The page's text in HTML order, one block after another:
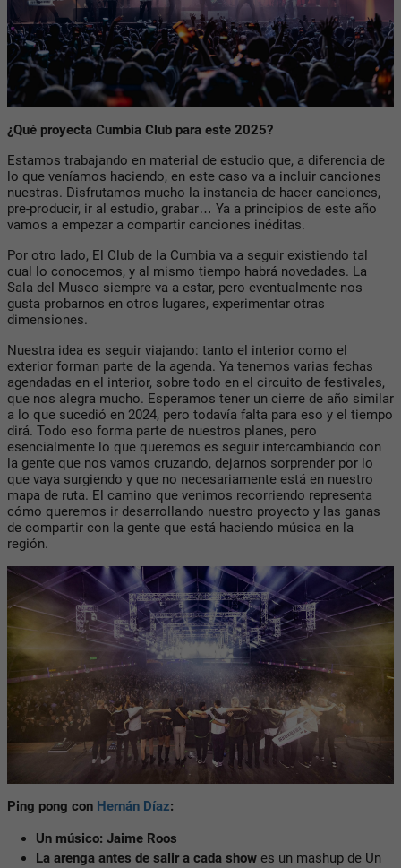
¿Qué proyecta Cumbia Club para este 2025?
Estamos trabajando en material de estudio que, a diferencia de
lo que veníamos haciendo, en este caso va a incluir canciones
nuestras. Disfrutamos mucho la instancia de hacer canciones,
pre-producir, ir al estudio, grabar… Ya a principios de este año
vamos a empezar a compartir canciones inéditas.
Por otro lado, El Club de la Cumbia va a seguir existiendo tal
cual lo conocemos, y al mismo tiempo habrá novedades. La
Sala del Museo siempre va a estar, pero eventualmente nos
gusta probarnos en otros lugares, experimentar otras
dimensiones.
Nuestra idea es seguir viajando: tanto el interior como el
exterior forman parte de la agenda. Ya tenemos varias fechas
agendadas en el interior, sobre todo en el circuito de festivales,
que nos alegra mucho. Esperamos tener un cierre de año similar
a lo que sucedió en 2024, pero todavía falta para eso y el tiempo
dirá. Todo eso forma parte de nuestros planes, pero
esencialmente lo que queremos es seguir intercambiando con
la gente que nos vamos cruzando, dejarnos sorprender por lo
que vaya surgiendo y que no necesariamente está en nuestro
mapa de ruta. El camino que venimos recorriendo representa
cómo queremos ir desarrollando nuestro proyecto y las ganas
de compartir con la gente que está haciendo música en la
región.
Ping pong con Hernán Díaz:
Un músico: Jaime Roos
La arenga antes de salir a cada show es un mashup de Un